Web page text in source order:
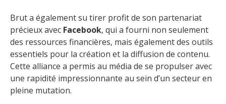
Brut a également su tirer profit de son partenariat
précieux avec Facebook, qui a fourni non seulement
des ressources financières, mais également des outils
essentiels pour la création et la diffusion de contenu.
Cette alliance a permis au média de se propulser avec
une rapidité impressionnante au sein d’un secteur en
pleine mutation.